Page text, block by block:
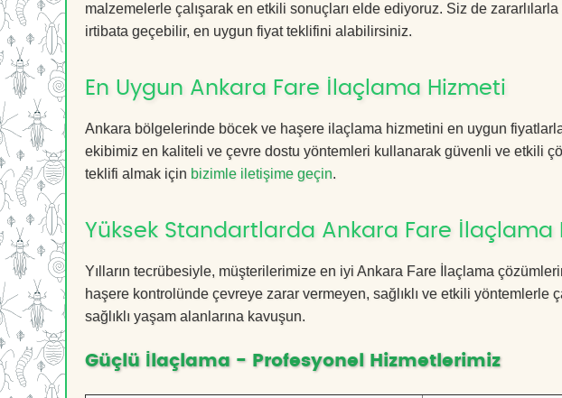
malzemelerle çalışarak en etkili sonuçları elde ediyoruz. Siz de
irtibata geçebilir, en uygun fiyat teklifini alabilirsiniz.
En Uygun Ankara Fare İlaçlama Hizmeti
Ankara bölgelerinde böcek ve haşere ilaçlama hizmetini en uygun
ekibimiz en kaliteli ve çevre dostu yöntemleri kullanarak güvenli ve etkili
teklifi almak için bizimle iletişime geçin.
Yüksek Standartlarda Ankara Fare İlaçlama
Yılların tecrübesiyle, müşterilerimize en iyi Ankara Fare İlaçlama
haşere kontrolünde çevreye zarar vermeyen, sağlıklı ve etkili yöntemlerle
sağlıklı yaşam alanlarına kavuşun.
Güçlü İlaçlama - Profesyonel Hizmetlerimiz